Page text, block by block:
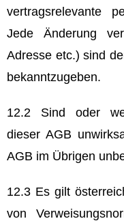
vertragsrelevante
Jede Änderung
Adresse etc.) sind
bekanntzugeben.
12.2 Sind oder
dieser AGB
AGB im Übrigen
12.3 Es gilt
von